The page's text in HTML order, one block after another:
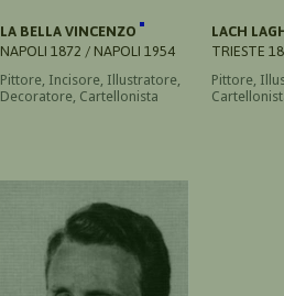
LA BELLA VINCENZO
NAPOLI 1872 / NAPOLI 1954
Pittore, Incisore, Illustratore,
Decoratore, Cartellonista
LACH
TRIESTE
Pittore,